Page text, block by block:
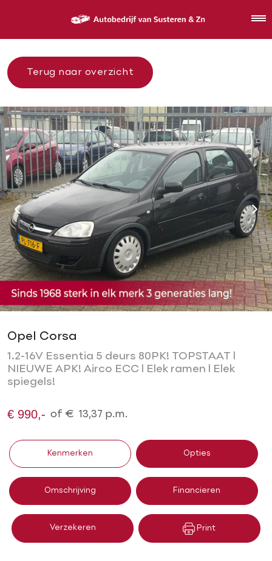
Terug naar overzicht
Opel Corsa
1.2-16V Essentia 5 deurs 80PK! TOPSTAAT l
NIEUWE APK! Airco ECC l Elek ramen l Elek
spiegels!
€ 990,- of € 13,37 p.m.
Kenmerken Opties
Omschrijving Financieren
Verzekeren Print